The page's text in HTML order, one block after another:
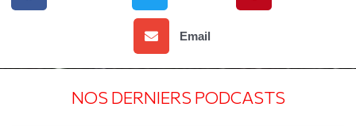
Email
NOS DERNIERS PODCASTS